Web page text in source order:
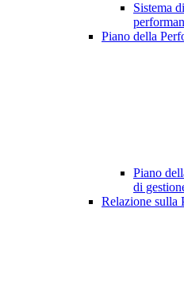
Sistema
Piano della
Piano
di
Relazione sulla